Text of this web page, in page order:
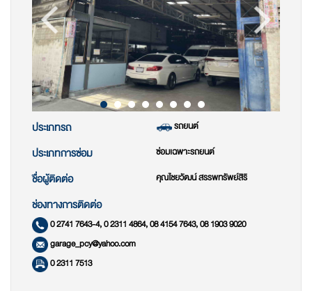
ประเภทรถ รถยนต์
ประเภทการซ่อม ซ่อมเฉพาะรถยนต์
ชื่อผู้ติดต่อ คุณไชยวัฒน์ สรรพทรัพย์สิริ
ช่องทางการติดต่อ
0 2741 7643-4, 0 2311 4864, 08 4154 7643, 08 1903 9020
garage_pcy@yahoo.com
0 2311 7513